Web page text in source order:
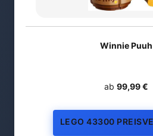
Winnie Puuh
ab 99,99 €
LEGO 43300